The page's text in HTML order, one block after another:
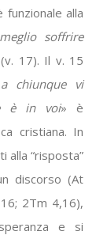
alla
soffrire
17). Il v. 15
chiunque vi
è in voi» è
cristiana. In
alla “risposta”
discorso (At
2Tm 4,16),
e si